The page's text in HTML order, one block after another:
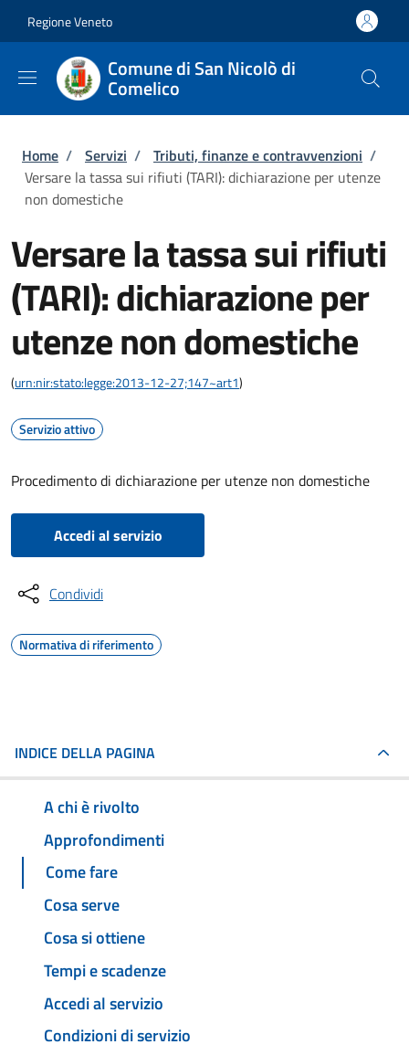
Regione Veneto
Comune di San Nicolò di
Comelico
Briciole di pane
Home / Servizi / Tributi, finanze e contravvenzioni /
Versare la tassa sui rifiuti (TARI): dichiarazione per utenze
non domestiche
Versare la tassa sui rifiuti
(TARI): dichiarazione per
utenze non domestiche
(urn:nir:stato:legge:2013-12-27;147~art1)
Servizio attivo
Procedimento di dichiarazione per utenze non domestiche
Accedi al servizio
Condividi
Normativa di riferimento
INDICE DELLA PAGINA
A chi è rivolto
Approfondimenti
Come fare
Cosa serve
Cosa si ottiene
Tempi e scadenze
Accedi al servizio
Condizioni di servizio